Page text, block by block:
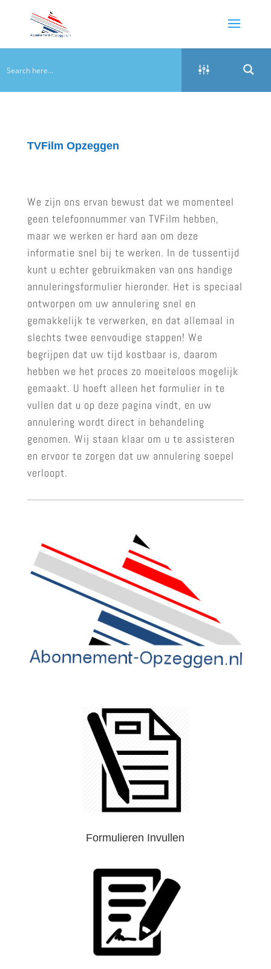
TVFilm Opzeggen
We zijn ons ervan bewust dat we momenteel
geen telefoonnummer van TVFilm hebben,
maar we werken er hard aan om deze
informatie snel bij te werken. In de tussentijd
kunt u echter gebruikmaken van ons handige
annuleringsformulier hieronder. Het is speciaal
ontworpen om uw annulering snel en
gemakkelijk te verwerken, en dat allemaal in
slechts twee eenvoudige stappen! We
begrijpen dat uw tijd kostbaar is, daarom
hebben we het proces zo moeiteloos mogelijk
gemaakt. U hoeft alleen het formulier in te
vullen dat u op deze pagina vindt, en uw
annulering wordt direct in behandeling
genomen. Wij staan klaar om u te assisteren
en ervoor te zorgen dat uw annulering soepel
verloopt.
Formulieren Invullen